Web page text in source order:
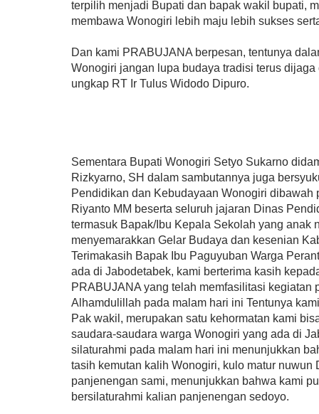
terpilih menjadi Bupati dan bapak wakil bupati,
membawa Wonogiri lebih maju lebih sukses
Dan kami PRABUJANA berpesan, tentunya
Wonogiri jangan lupa budaya tradisi terus
ungkap RT Ir Tulus Widodo Dipuro.
Sementara Bupati Wonogiri Setyo Sukarno
Rizkyarno, SH dalam sambutannya juga
Pendidikan dan Kebudayaan Wonogiri dibawah
Riyanto MM beserta seluruh jajaran Dinas
termasuk Bapak/Ibu Kepala Sekolah yang anak
menyemarakkan Gelar Budaya dan kesenian
Terimakasih Bapak Ibu Paguyuban Warga
ada di Jabodetabek, kami berterima kasih
PRABUJANA yang telah memfasilitasi kegiatan
Alhamdulillah pada malam hari ini Tentunya
Pak wakil, merupakan satu kehormatan kami
saudara-saudara warga Wonogiri yang ada di
silaturahmi pada malam hari ini menunjukkan
tasih kemutan kalih Wonogiri, kulo matur nuwun
panjenengan sami, menunjukkan bahwa kami
bersilaturahmi kalian panjenengan sedoyo.